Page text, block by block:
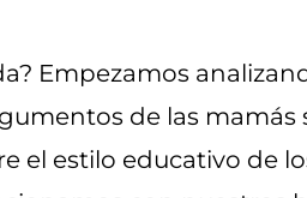
Empezamos
de las
el estilo educativo de